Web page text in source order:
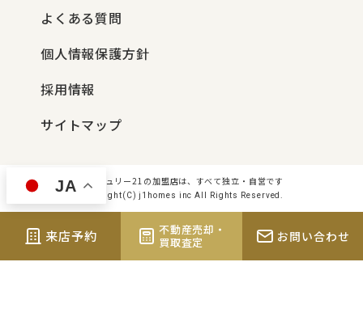
よくある質問
個人情報保護方針
採用情報
サイトマップ
センチュリー21の加盟店は、すべて独立・自営です
Copyright(C) j1homes inc All Rights Reserved.
来店予約
不動産売却・
買取査定
お問い合わせ
JA